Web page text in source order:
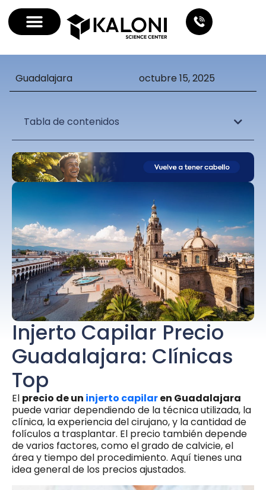
Guadalajara octubre 15, 2025
Tabla de contenidos
Injerto Capilar Precio
Guadalajara: Clínicas
Top
El precio de un injerto capilaren Guadalajara
puede variar dependiendo de la técnica utilizada, la
clínica, la experiencia del cirujano, y la cantidad de
folículos a trasplantar. El precio también depende
de varios factores, como el grado de calvicie, el
área y tiempo del procedimiento. Aquí tienes una
idea general de los precios ajustados.